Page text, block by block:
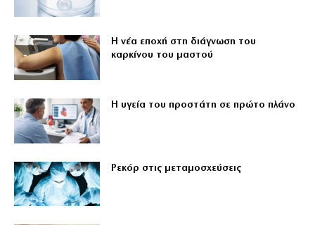
Η νέα εποχή στη διάγνωση του
καρκίνου του μαστού
Η υγεία του προστάτη σε πρώτο πλάνο
Ρεκόρ στις μεταμοσχεύσεις